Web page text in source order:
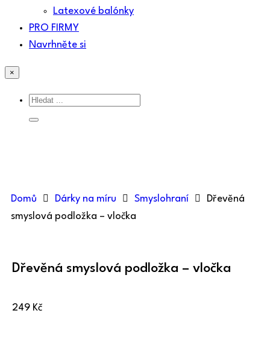
Latexové balónky
PRO FIRMY
Navrhněte si
×
Domů Dárky na míru Smyslohraní
Dřevěná
smyslová podložka – vločka
Dřevěná smyslová podložka – vločka
249 Kč